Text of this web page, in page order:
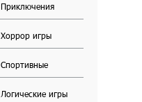
Приключения
Хоррор игры
Спортивные
Логические игры